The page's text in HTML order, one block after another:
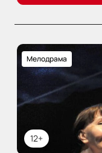
12+
Мелодрама